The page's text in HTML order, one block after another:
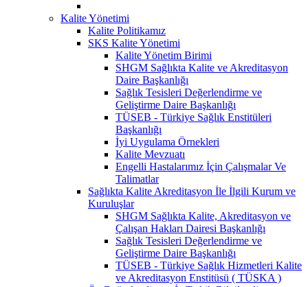
Kalite Yönetimi
Kalite Politikamız
SKS Kalite Yönetimi
Kalite Yönetim Birimi
SHGM Sağlıkta Kalite ve Akreditasyon
Daire Başkanlığı
Sağlık Tesisleri Değerlendirme ve
Geliştirme Daire Başkanlığı
TÜSEB - Türkiye Sağlık Enstitüleri
Başkanlığı
İyi Uygulama Örnekleri
Kalite Mevzuatı
Engelli Hastalarımız İçin Çalışmalar Ve
Talimatlar
Sağlıkta Kalite Akreditasyon İle İlgili Kurum ve
Kuruluşlar
SHGM Sağlıkta Kalite, Akreditasyon ve
Çalışan Hakları Dairesi Başkanlığı
Sağlık Tesisleri Değerlendirme ve
Geliştirme Daire Başkanlığı
TÜSEB - Türkiye Sağlık Hizmetleri Kalite
ve Akreditasyon Enstitüsü ( TÜSKA )